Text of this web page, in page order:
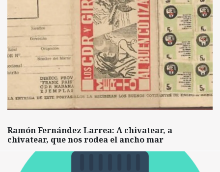
Ramón Fernández Larrea: A chivatear, a
chivatear, que nos rodea el ancho mar